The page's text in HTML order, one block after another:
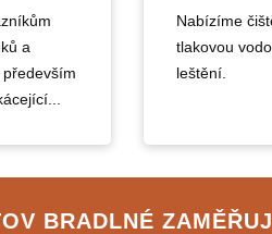
a
Nabízíme
tlakovou
leštění.
BRADLNÉ